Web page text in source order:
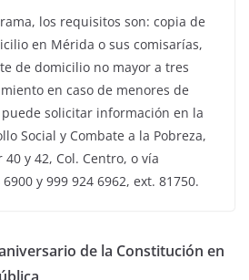
los requisitos son: copia de
en Mérida o sus comisarías,
de domicilio no mayor a tres
en caso de menores de
solicitar información en la
Social y Combate a la Pobreza,
y 42, Col. Centro, o vía
y 999 924 6962, ext. 81750.
de la Constitución en